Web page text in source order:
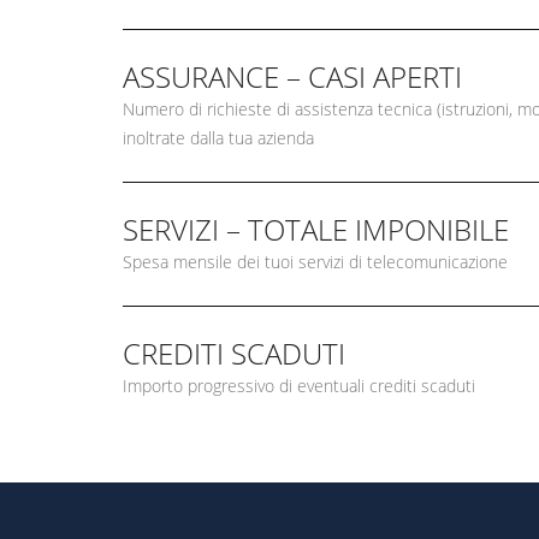
ASSURANCE – CASI APERTI
Numero di richieste di assistenza tecnica (istruzioni,
inoltrate dalla tua azienda
SERVIZI – TOTALE IMPONIBILE
Spesa mensile dei tuoi servizi di telecomunicazione
CREDITI SCADUTI
Importo progressivo di eventuali crediti scaduti